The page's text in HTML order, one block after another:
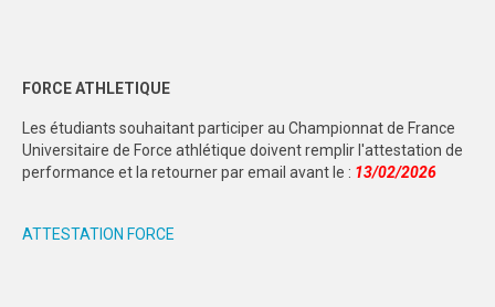
FORCE ATHLETIQUE
Les étudiants souhaitant participer au Championnat de France
Universitaire de Force athlétique doivent remplir l'attestation de
performance et la retourner par email avant le : 13/02/2026
ATTESTATION FORCE